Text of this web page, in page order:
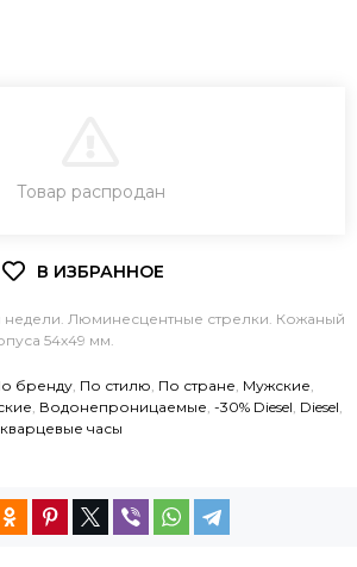
ЗАКАЗ В ОДИН КЛИК
Товар распродан
недели. Люминесцентные стрелки. Кожаный
54х49 мм.
бренду По стилю По стране Мужские
Водонепроницаемые -30% Diesel Diesel
часы